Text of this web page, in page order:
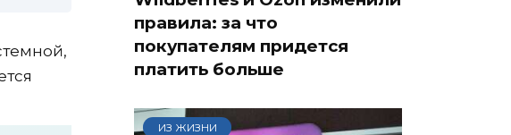
правила: за что
покупателям придется
платить больше
ИЗ ЖИЗНИ